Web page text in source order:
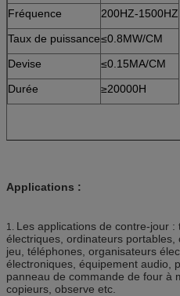
Fréquence
200HZ-1500HZ
Taux de puissance≤0.8MW/CM
Devise
≤0.15MA/CM
Durée
≥20000H
Applications :
1. Les applications de contre-jour
électriques, ordinateurs
jeu, téléphones, organisateurs
électroniques, équipement audio,
panneau de commande de four à
copieurs, observe etc.